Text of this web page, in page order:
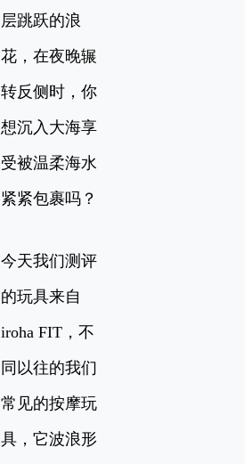
层跳跃的浪
花，在夜晚辗
转反侧时，你
想沉入大海享
受被温柔海水
紧紧包裹吗？
今天我们测评
的玩具来自
iroha FIT，不
同以往的我们
常见的按摩玩
具，它波浪形